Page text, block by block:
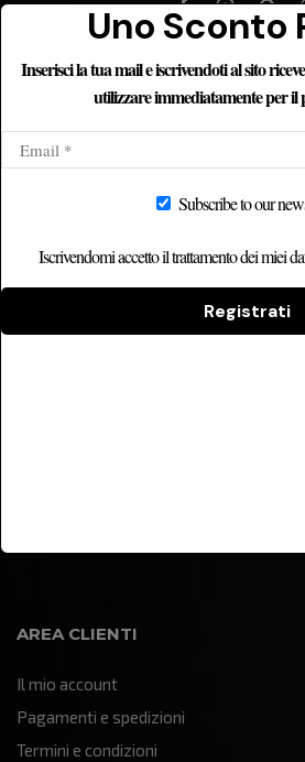
Home
Contatti
AREA CLIENTI
Il mio account
Pagamenti e spedizioni
Termini e condizioni
Uno Sconto
Inserisci la tua mail e iscrivendoti al sito
utilizzare immediatamente per il
Subscribe to our
Iscrivendomi accetto il trattamento dei miei
Registrati